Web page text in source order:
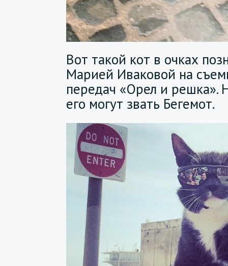
Вот такой кот в очках
Марией Иваковой на
передач «Орел и решка».
его могут звать Бегемот.